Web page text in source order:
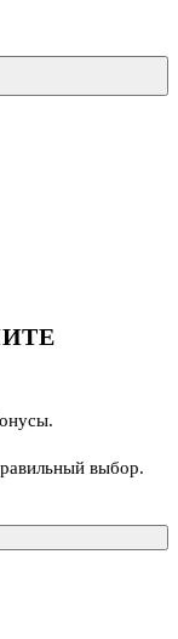
выбор.